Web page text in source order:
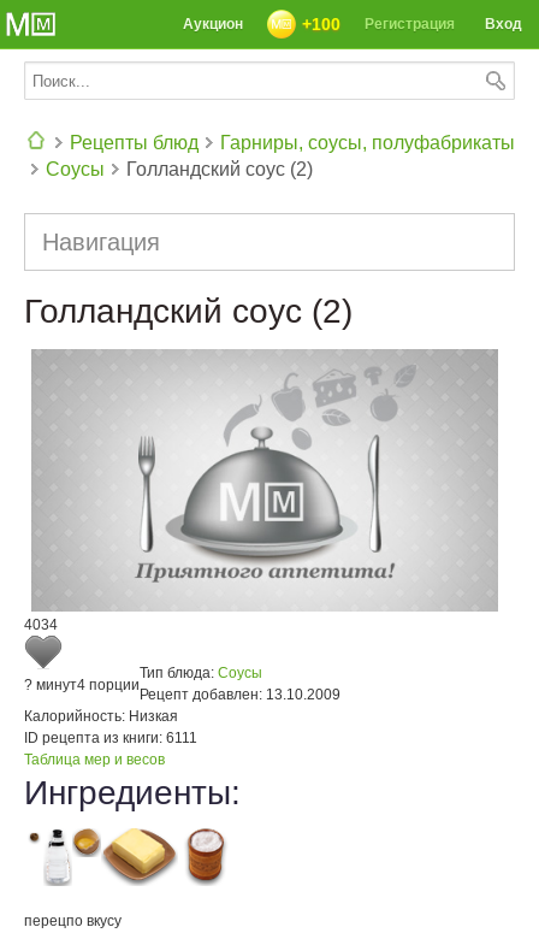
Вход
Регистрация
+100
Аукцион
Рецепты блюд
Гарниры, соусы, полуфабрикаты
Соусы
Голландский соус (2)
Навигация
Голландский соус (2)
4034
? минут4 порции
Тип блюда: Соусы
Рецепт добавлен: 13.10.2009
Калорийность: Низкая
ID рецепта из книги: 6111
Таблица мер и весов
Ингредиенты:
перецпо вкусу